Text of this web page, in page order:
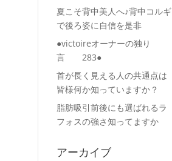
夏こそ背中美人へ♪背中コルギ
で後ろ姿に自信を是非
●victoireオーナーの独り
言 283●
首が長く見える人の共通点は
皆様何か知っていますか？
脂肪吸引前後にも選ばれるラ
フォスの強さ知ってますか
アーカイブ